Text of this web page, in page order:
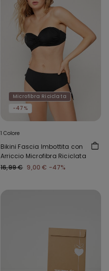
Microfibra Riciclata
-47%
1 Colore
Bikini Fascia Imbottita con
Arriccio Microfibra Riciclata
16,99 € 9,00 € -47%